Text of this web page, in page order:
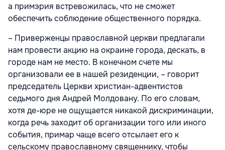
а примэрия встревожилась, что не сможет
обеспечить соблюдение общественного порядка.
– Приверженцы православной церкви предлагали
нам провести акцию на окраине города, дескать, в
городе нам не место. В конечном счете мы
организовали ее в нашей резиденции, – говорит
председатель Церкви христиан-адвентистов
седьмого дня Андрей Молдовану. По его словам,
хотя де-юре не ощущается никакой дискриминации,
когда речь заходит об организации того или иного
события, примар чаще всего отсылает его к
сельскому православному священнику, чтобы